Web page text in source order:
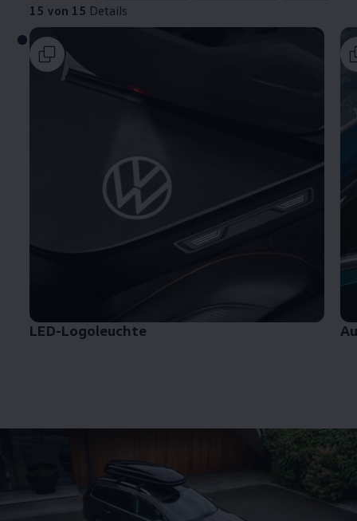
15 von 15 Details
LED-Logoleuchte